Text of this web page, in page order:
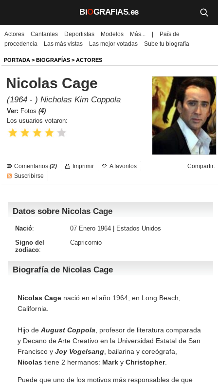
BiOGRAFIAS.es
Biografías
Películas
TV
Música
Un día como hoy
Galerías
Iniciar sesión
Actores Cantantes Deportistas Modelos Más...
País de
procedencia
Las más vistas Las mejor votadas Sube tu biografía
PORTADA > BIOGRAFÍAS > ACTORES
Nicolas Cage
(1964 - ) Nicholas Kim Coppola
Ver: Fotos (4)
Los usuarios votaron:
Comentarios (2) Compartir:
Imprimir
A favoritos
Suscribirse
Datos sobre Nicolas Cage
Nació: 07 Enero 1964 |
Estados Unidos
Signo del
zodiaco:
Capricornio
Biografía de Nicolas Cage
Nicolas Cage nació en el año 1964, en Long Beach,
California.
Hijo de August Coppola , profesor de literatura comparada
y Decano de Arte Creativo en la Universidad Estatal de San
Francisco y Joy Vogelsang , bailarina y coreógrafa,
Nicolas tiene 2 hermanos: Mark y Christopher.
Puede que uno de los motivos más responsables de que